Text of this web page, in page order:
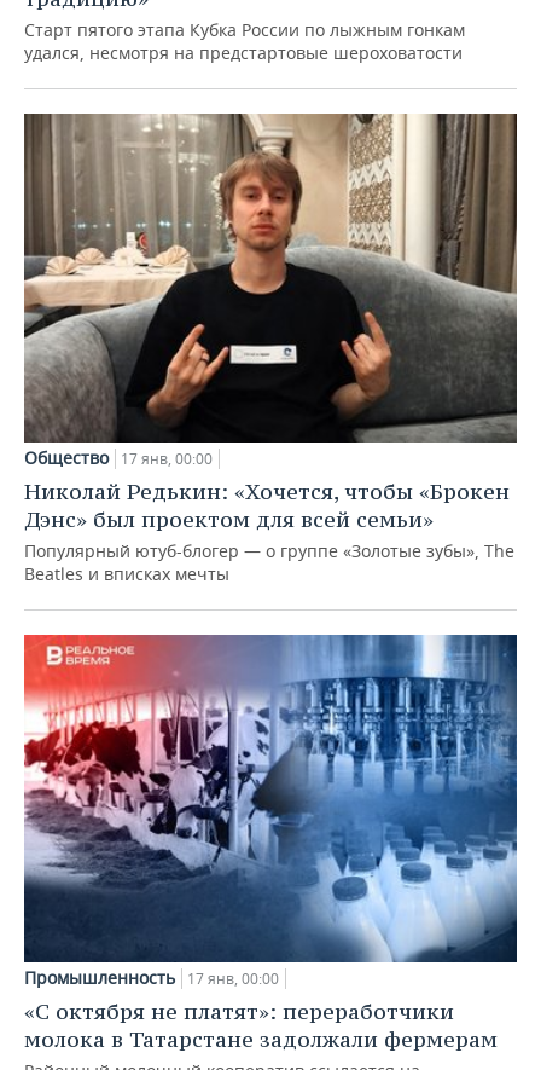
Старт пятого этапа Кубка России по лыжным гонкам
удался, несмотря на предстартовые шероховатости
Общество 17 янв, 00:00
Николай Редькин: «Хочется, чтобы «Брокен
Дэнс» был проектом для всей семьи»
Популярный ютуб-блогер — о группе «Золотые зубы», The
Beatles и вписках мечты
Промышленность 17 янв, 00:00
«С октября не платят»: переработчики
молока в Татарстане задолжали фермерам